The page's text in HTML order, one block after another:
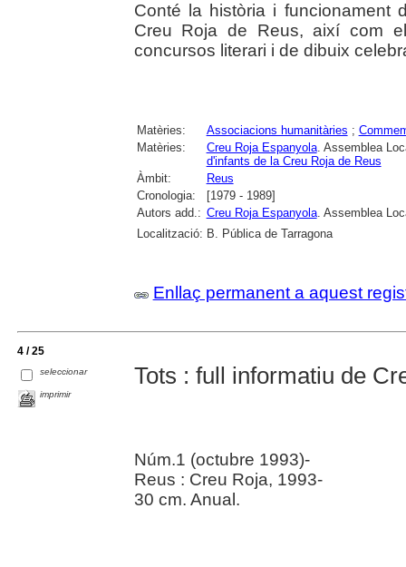
Conté la història i funcionament
Creu Roja de Reus, així com
concursos literari i de dibuix
Matèries: Associacions humanitàries ;
Matèries:
Creu Roja Espanyola. Assemblea
d'infants de la Creu Roja de Reus
Àmbit:
Reus
Cronologia:
[1979 - 1989]
Autors add.: Creu Roja Espanyola. Assemblea
Localització: B. Pública de Tarragona
Enllaç permanent a aquest
4 / 25
seleccionar
imprimir
Tots : full informatiu de
Núm.1 (octubre 1993)-
Reus : Creu Roja, 1993-
30 cm. Anual.